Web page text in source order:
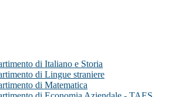
di Italiano e Storia
di Lingue straniere
di Matematica